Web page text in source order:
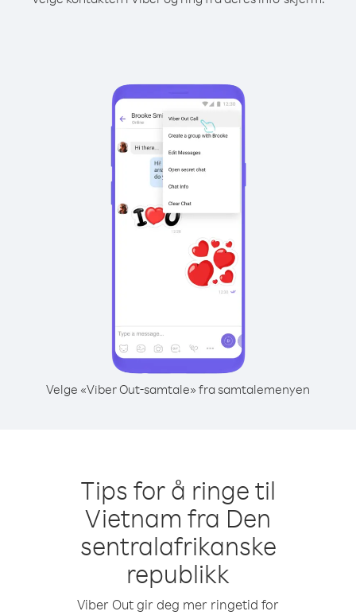
Velge «Viber Out-samtale» fra samtalemenyen
Tips for å ringe til
Vietnam fra Den
sentralafrikanske
republikk
Viber Out gir deg mer ringetid for